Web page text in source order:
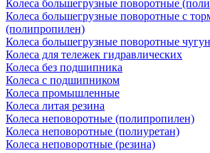
Колеса большегрузные поворотные
Колеса большегрузные поворотные с
(полипропилен)
Колеса большегрузные поворотные
Колеса для тележек гидравлических
Колеса без подшипника
Колеса с подшипником
Колеса промышленные
Колеса литая резина
Колеса неповоротные (полипропилен)
Колеса неповоротные (полиуретан)
Колеса неповоротные (резина)